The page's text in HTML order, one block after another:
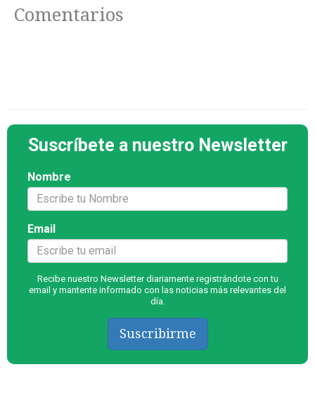
Comentarios
Suscríbete a nuestro Newsletter
Nombre
Email
Recibe nuestro Newsletter diariamente registrándote con tu
email y mantente informado con las noticias más relevantes del
día.
Suscribirme